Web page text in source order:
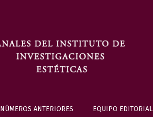
NÚMEROS ANTERIORES EQUIPO EDITORIAL